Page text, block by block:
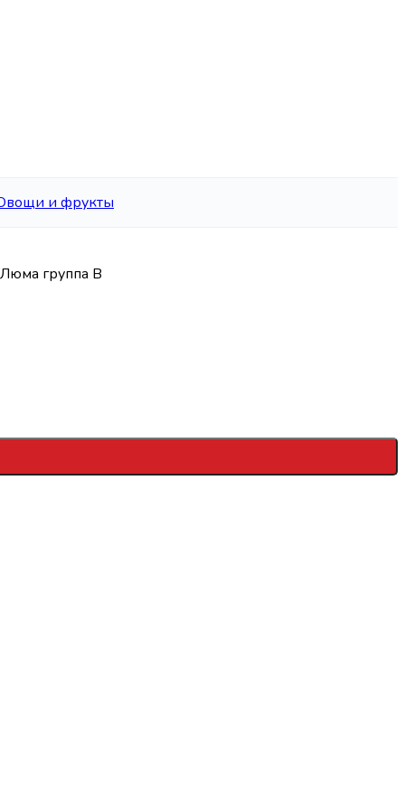
и фрукты
группа В